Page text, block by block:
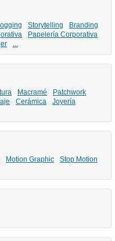
Storytelling
Branding
Papelería Corporativa
...
Macramé
Patchwork
Cerámica
Joyería
Motion Graphic
Stop Motion